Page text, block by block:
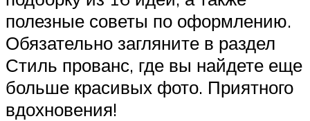
полезные советы по оформлению.
Обязательно загляните в раздел
Стиль прованс, где вы найдете еще
больше красивых фото. Приятного
вдохновения!